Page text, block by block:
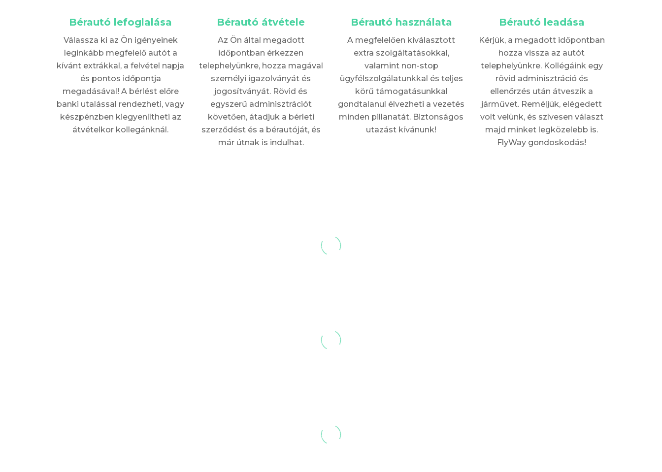
Bérautó lefoglalása
Válassza ki az Ön igényeinek
leginkább megfelelő autót a
kívánt extrákkal, a felvétel napja
és pontos időpontja
megadásával! A bérlést előre
banki utalással rendezheti, vagy
készpénzben kiegyenlítheti az
átvételkor kollegánknál.
Bérautó átvétele
Az Ön által megadott
időpontban érkezzen
telephelyünkre, hozza magával
személyi igazolványát és
jogosítványát. Rövid és
egyszerű adminisztrációt
követően, átadjuk a bérleti
szerződést és a bérautóját, és
már útnak is indulhat.
Bérautó használata
A megfelelően kiválasztott
extra szolgáltatásokkal,
valamint non-stop
ügyfélszolgálatunkkal és teljes
körű támogatásunkkal
gondtalanul élvezheti a vezetés
minden pillanatát. Biztonságos
utazást kívánunk!
Bérautó leadása
Kérjük, a megadott időpontban
hozza vissza az autót
telephelyünkre. Kollégáink egy
rövid adminisztráció és
ellenőrzés után átveszik a
járművet. Reméljük, elégedett
volt velünk, és szívesen választ
majd minket legközelebb is.
FlyWay gondoskodás!